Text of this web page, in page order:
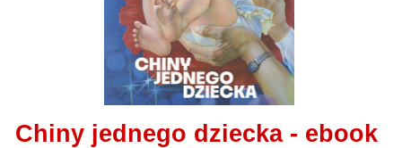
Chiny jednego dziecka - ebook